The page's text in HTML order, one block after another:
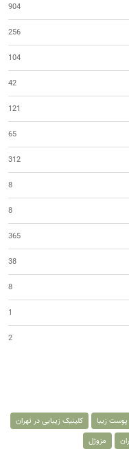
904
256
104
42
121
65
312
8
8
365
38
8
1
2
پوست زیبا
کلینیک زیبایی در تهران
مزوژل